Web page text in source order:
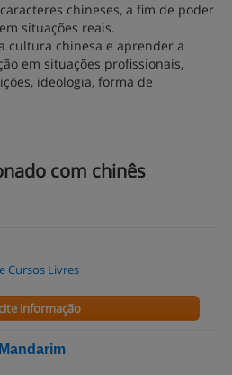
chineses, a fim de poder
situações reais.
cultura chinesa e aprender a
em situações profissionais,
ideologia, forma de
com chinês
Cursos Livres
informação